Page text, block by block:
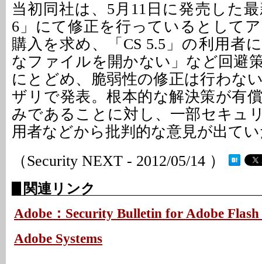
当初同社は、5月11日に発売した
6」にて修正を行っているとして
購入を求め、「CS 5.5」の利用者
なファイルを開かない」など回避
にとどめ、脆弱性の修正は行わな
ザリで発表。根本的な解決策が有
みであることに対し、一部セキュ
用者などから批判的な意見が出て
（Security NEXT - 2012/05/14 ）
関連リンク
Adobe：Security Bulletin for Adobe Flash
Adobe Systems